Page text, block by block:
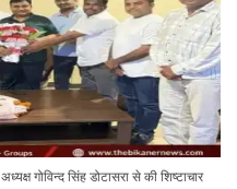
गोविन्द सिंह डोटासरा से की शिष्टाचार